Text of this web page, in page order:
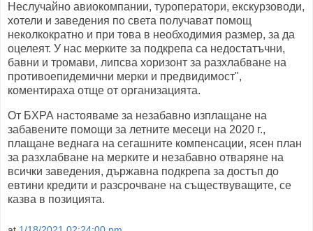
Неслучайно авиокомпании, туроператори, екскурзоводи,
хотели и заведения по света получават помощ
неколкократно и при това в необходимия размер, за да
оцелеят. У нас мерките за подкрепа са недостатъчни,
бавни и тромави, липсва хоризонт за разхлабване на
противоепидемични мерки и предвидимост",
коментираха отще от организацията.
От БХРА настояваме за незабавно изплащане на
забавените помощи за летните месеци на 2020 г.,
плащане веднага на сегашните компенсации, ясен план
за разхлабване на мерките и незабавно отваряне на
всички заведения, държавна подкрепа за достъп до
евтини кредити и разсрочване на съществуващите, се
казва в позицията.